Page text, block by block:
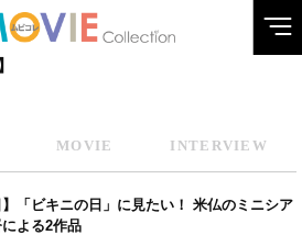
MOVIE INTERVIEW
】「ビキニの日」に見たい！ 米仏のミニシア
よる2作品